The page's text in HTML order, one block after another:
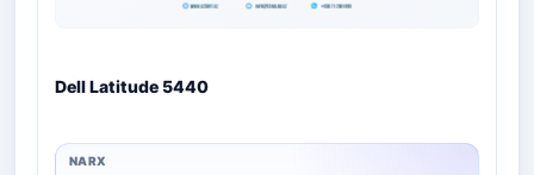
Dell Latitude 5440